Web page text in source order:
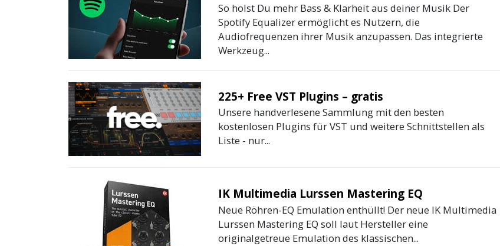
So holst Du mehr Bass & Klarheit aus deiner Musik Der
Spotify Equalizer ermöglicht es Nutzern, die
Audiofrequenzen ihrer Musik anzupassen. Das integrierte
Werkzeug...
225+ Free VST Plugins – gratis
Unsere handverlesene Sammlung mit den besten
kostenlosen Plugins für VST und weitere Schnittstellen als
Liste - nur...
IK Multimedia Lurssen Mastering EQ
Neue Röhren-EQ Emulation enthüllt! Der neue IK Multimedia
Lurssen Mastering EQ soll laut Hersteller eine
originalgetreue Emulation des klassischen...